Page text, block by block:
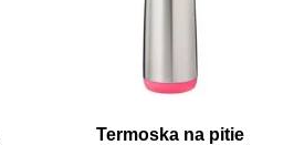
Termoska na pitie